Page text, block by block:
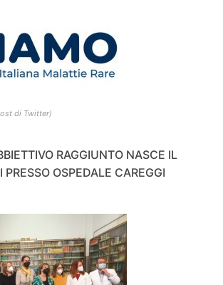
di Twitter)
RAGGIUNTO NASCE IL
PRESSO OSPEDALE CAREGGI